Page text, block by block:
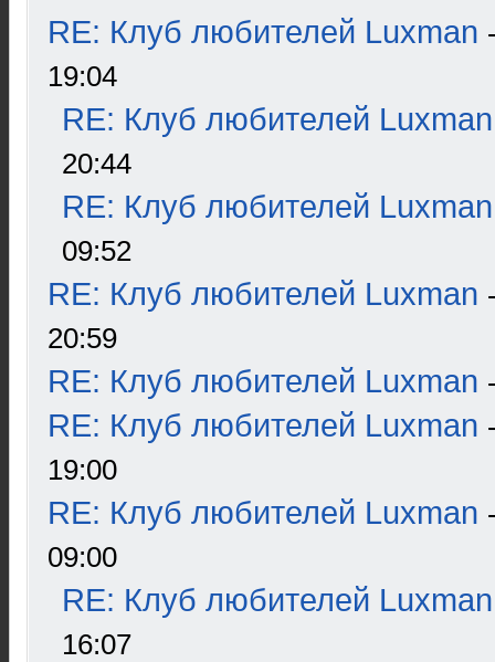
RE: Клуб любителей Luxman
19:04
RE: Клуб любителей Luxman
20:44
RE: Клуб любителей Luxman
09:52
RE: Клуб любителей Luxman
20:59
RE: Клуб любителей Luxman
RE: Клуб любителей Luxman
19:00
RE: Клуб любителей Luxman
09:00
RE: Клуб любителей Luxman
16:07